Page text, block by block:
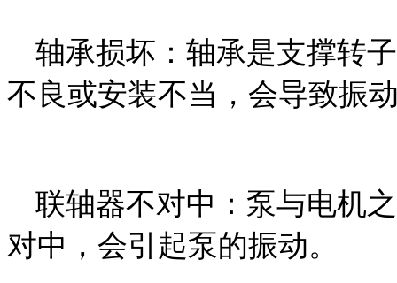
轴承损坏：轴承是支撑转
不良或安装不当，会导致振
联轴器不对中：泵与电机
对中，会引起泵的振动。